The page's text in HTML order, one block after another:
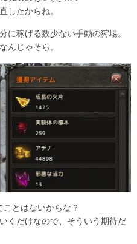
したからね。
に稼げる数少ない手動の狩場。
んじゃそら。
ことはないからな？
くだけなので、そういう期待だ